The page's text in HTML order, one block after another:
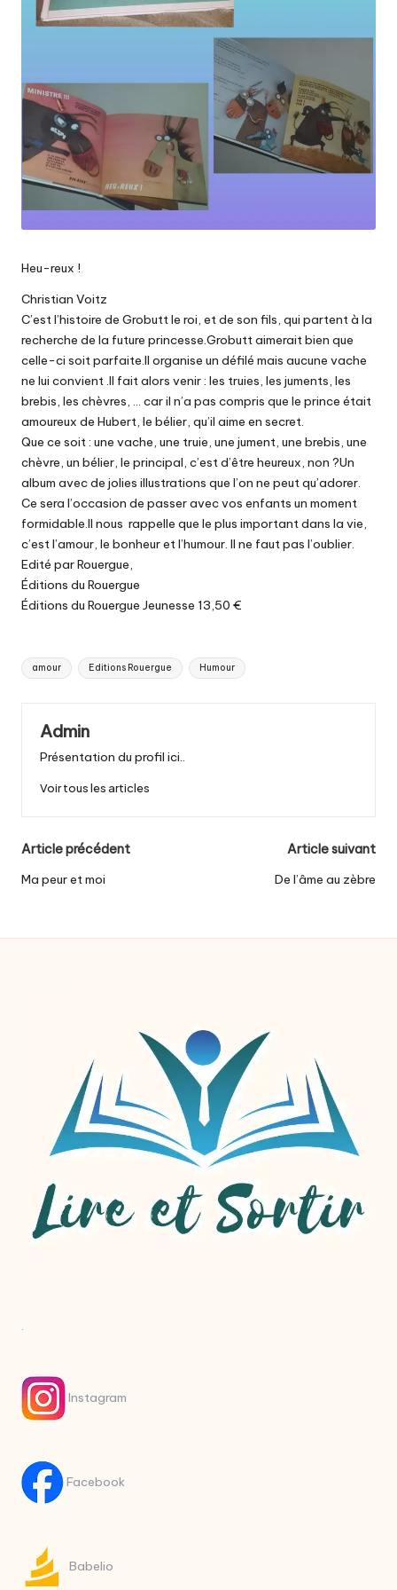
Heu-reux !
Christian Voitz
C’est l’histoire de Grobutt le roi, et de son fils, qui partent à la
recherche de la future princesse.Grobutt aimerait bien que
celle-ci soit parfaite.Il organise un défilé mais aucune vache
ne lui convient .Il fait alors venir : les truies, les juments, les
brebis, les chèvres, … car il n’a pas compris que le prince était
amoureux de Hubert, le bélier, qu’il aime en secret.
Que ce soit : une vache, une truie, une jument, une brebis, une
chèvre, un bélier, le principal, c’est d’être heureux, non ?Un
album avec de jolies illustrations que l’on ne peut qu’adorer.
Ce sera l’occasion de passer avec vos enfants un moment
formidable.Il nous rappelle que le plus important dans la vie,
c’est l’amour, le bonheur et l’humour. Il ne faut pas l’oublier.
Edité par Rouergue,
Éditions du Rouergue
Éditions du Rouergue Jeunesse 13,50 €
Tags:
amour Editions Rouergue Humour
Admin
Présentation du profil ici..
Voir tous les articles
Post
navigation
Article précédent
Ma peur et moi
Article suivant
De l’âme au zèbre
.
Instagram
Facebook
Babelio